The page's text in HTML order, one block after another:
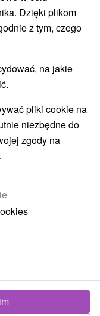
NAJTAŃSZE
od254,84zł
/noc/osoba
Dzięki plikom
z tym, czego
na jakie
pliki cookie na
niezbędne do
zgody na